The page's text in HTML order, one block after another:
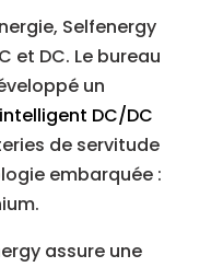
Selfenergy
et DC. Le bureau
un
DC/DC
de servitude
embarquée :
assure une